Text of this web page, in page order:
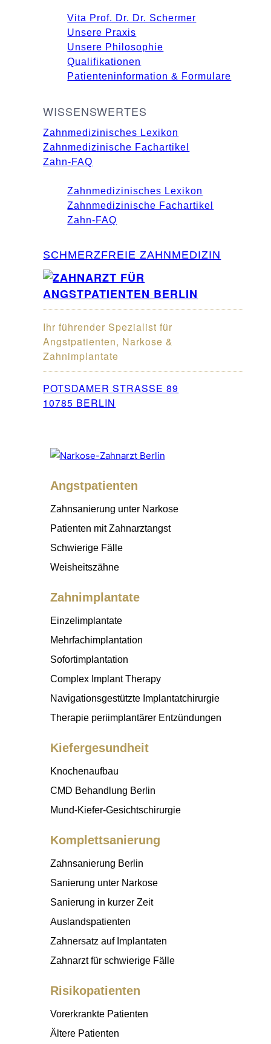
Vita Prof. Dr. Dr. Schermer
Unsere Praxis
Unsere Philosophie
Qualifikationen
Patienten­information & Formulare
WISSENSWERTES
Zahnmedizinisches Lexikon
Zahnmedizinische Fachartikel
Zahn-FAQ
Zahnmedizinisches Lexikon
Zahnmedizinische Fachartikel
Zahn-FAQ
SCHMERZFREIE ZAHNMEDIZIN
Ihr führender Spezialist für
Angstpatienten, Narkose &
Zahnimplantate
POTSDAMER STRASSE 89
10785 BERLIN
Angstpatienten
Zahnsanierung unter Narkose
Patienten mit Zahnarztangst
Schwierige Fälle
Weisheitszähne
Zahnimplantate
Einzelimplantate
Mehrfachimplantation
Sofortimplantation
Complex Implant Therapy
Navigationsgestützte Implantatchirurgie
Therapie periimplantärer Entzündungen
Kiefergesundheit
Knochenaufbau
CMD Behandlung Berlin
Mund-Kiefer-Gesichtschirurgie
Komplettsanierung
Zahnsanierung Berlin
Sanierung unter Narkose
Sanierung in kurzer Zeit
Auslandspatienten
Zahnersatz auf Implantaten
Zahnarzt für schwierige Fälle
Risikopatienten
Vorerkrankte Patienten
Ältere Patienten